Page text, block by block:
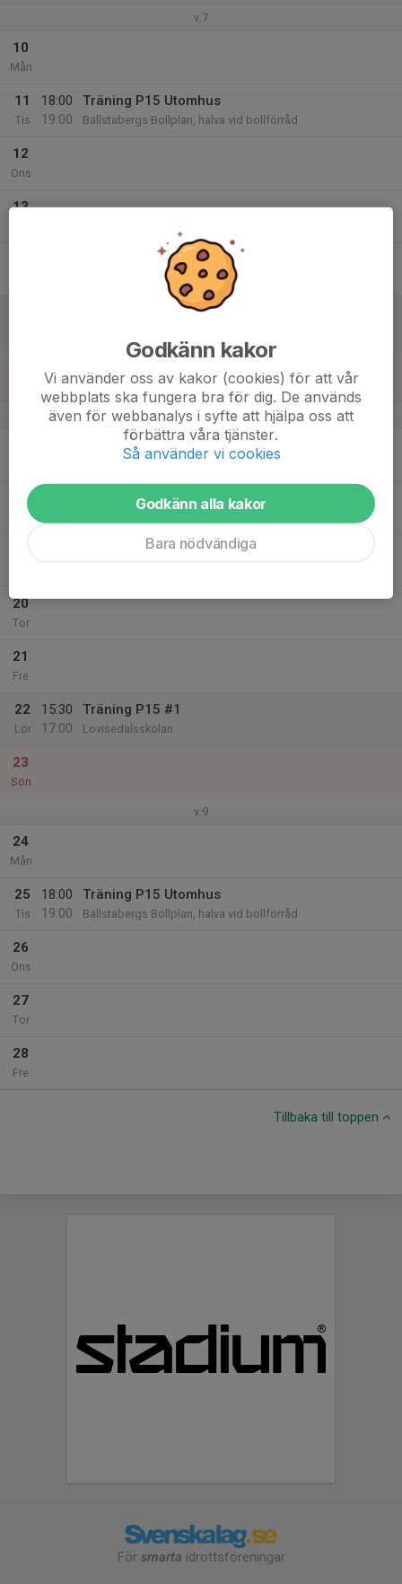
v.7
10
Mån
11
Tis
18:00
19:00
Träning P15 Utomhus
Bällstabergs Bollplan, halva vid bollförråd
12
Ons
13
v.8
18
Tis
Träning P15 Utomhus
20
Tor
21
Fre
22
Lör
15:30
17:00
Träning P15 #1
Lovisedalsskolan
23
Sön
v.9
24
Mån
25
Tis
18:00
19:00
Träning P15 Utomhus
Bällstabergs Bollplan, halva vid bollförråd
26
Ons
27
Tor
28
Fre
Tillbaka till toppen
För smarta idrottsföreningar
Godkänn kakor
Vi använder oss av kakor (cookies) för att vår
webbplats ska fungera bra för dig. De används
även för webbanalys i syfte att hjälpa oss att
förbättra våra tjänster.
Så använder vi cookies
Godkänn alla kakor
Bara nödvändiga